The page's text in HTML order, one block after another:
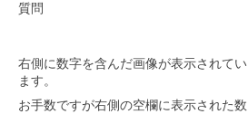
質問
右側に数字を含んだ画像が表示されてい
ます。
お手数ですが右側の空欄に表示された数